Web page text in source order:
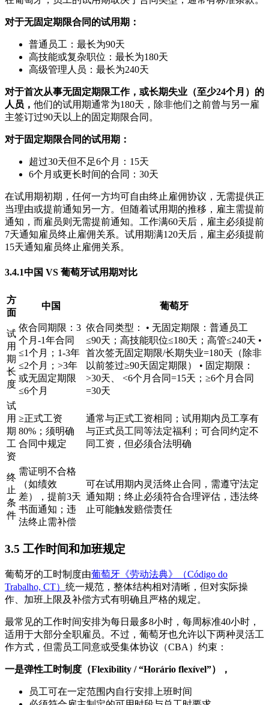
对于无固定期限合同的试用期：
普通员工：最长为90天
高技能或复杂职位：最长为180天
高级管理人员：最长为240天
对于首次从事无固定期限工作，或长期失业（至少24个月）的
人员， 他们的试用期通常为180天，除非他们之前曾与另一雇
主签订过90天以上的固定期限合同。
对于固定期限合同的试用期：
超过30天但不足6个月：15天
6个月或更长时间的合同：30天
在试用期初期，任何一方均可自由终止雇佣协议，无需提供正
当理由或提前通知另一方。但随着试用期的推移，雇主需提前
通知，而雇员则无需提前通知。工作满60天后，雇主必须提前
7天通知雇员终止雇佣关系。试用期满120天后，雇主必须提前
15天通知雇员终止雇佣关系。
3.4.1中国 VS 葡萄牙试用期对比
方
面
中国 葡萄牙
试
用
期
长
度
依合同期限：3
个月-1年合同
≤1个月；1-3年
≤2个月；>3年
或无固定期限
≤6个月
依合同类型： • 无固定期限：普通员工
≤90天；高技能职位≤180天；高管≤240天 •
首次签无固定期限/长期失业=180天（除非
以前签过≥90天固定期限） • 固定期限：
>30天、 <6个月合同=15天；≥6个月合同
=30天
试
用
期
工
资
≥正式工资
80%；须明确
合同中规定
通常与正式工资相同；试用期内员工享有
与正式员工同等法定福利；可合同约定不
同工资，但必须合法明确
终
止
条
件
需证明不合格
（如绩效
差），提前3天
书面通知；违
法终止需补偿
可在试用期内灵活终止合同，需遵守法定
通知期；终止必须符合合理评估，违法终
止可能触发赔偿责任
3.5 工作时间和加班规定
葡萄牙的工时制度由葡萄牙《劳动法典》（Código do
Trabalho, CT） 统一规范，整体结构相对清晰，但对实际操
作、加班上限及补偿方式有明确且严格的规定。
最常见的工作时间安排为每日最多8小时，每周标准40小时，
适用于大部分全职雇员。不过，葡萄牙也允许以下两种灵活工
作方式，但需员工同意或受集体协议（CBA）约束：
一是弹性工时制度（Flexibility / “Horário flexível”），
员工可在一定范围内自行安排上班时间